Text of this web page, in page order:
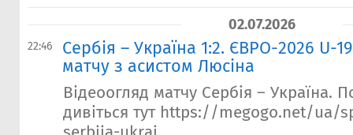
02.07.2026
22:46
Сербія – Україна 1:2. ЄВРО-2026 U-
матчу з асистом Люсіна
Відеоогляд матчу Сербія – Україна.
дивіться тут https://megogo.net/ua/